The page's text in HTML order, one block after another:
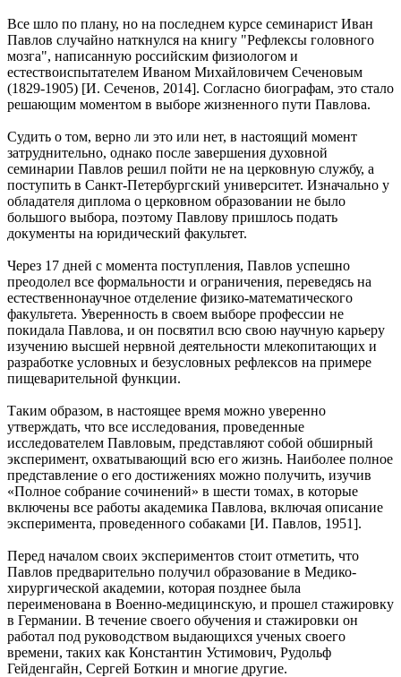
Все шло по плану, но на последнем курсе семинарист Иван
Павлов случайно наткнулся на книгу "Рефлексы головного
мозга", написанную российским физиологом и
естествоиспытателем Иваном Михайловичем Сеченовым
(1829-1905) [И. Сеченов, 2014]. Согласно биографам, это стало
решающим моментом в выборе жизненного пути Павлова.
Судить о том, верно ли это или нет, в настоящий момент
затруднительно, однако после завершения духовной
семинарии Павлов решил пойти не на церковную службу, а
поступить в Санкт-Петербургский университет. Изначально у
обладателя диплома о церковном образовании не было
большого выбора, поэтому Павлову пришлось подать
документы на юридический факультет.
Через 17 дней с момента поступления, Павлов успешно
преодолел все формальности и ограничения, переведясь на
естественнонаучное отделение физико-математического
факультета. Уверенность в своем выборе профессии не
покидала Павлова, и он посвятил всю свою научную карьеру
изучению высшей нервной деятельности млекопитающих и
разработке условных и безусловных рефлексов на примере
пищеварительной функции.
Таким образом, в настоящее время можно уверенно
утверждать, что все исследования, проведенные
исследователем Павловым, представляют собой обширный
эксперимент, охватывающий всю его жизнь. Наиболее полное
представление о его достижениях можно получить, изучив
«Полное собрание сочинений» в шести томах, в которые
включены все работы академика Павлова, включая описание
эксперимента, проведенного собаками [И. Павлов, 1951].
Перед началом своих экспериментов стоит отметить, что
Павлов предварительно получил образование в Медико-
хирургической академии, которая позднее была
переименована в Военно-медицинскую, и прошел стажировку
в Германии. В течение своего обучения и стажировки он
работал под руководством выдающихся ученых своего
времени, таких как Константин Устимович, Рудольф
Гейденгайн, Сергей Боткин и многие другие.